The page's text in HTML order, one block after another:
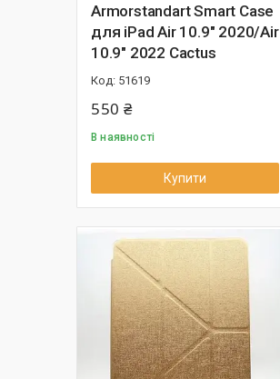
Armorstandart Smart Case
для iPad Air 10.9" 2020/Air
10.9" 2022 Cactus
51619
550 ₴
В наявності
Купити